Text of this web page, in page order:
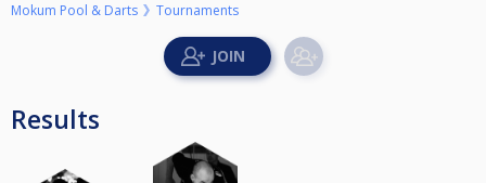
Mokum Pool & Darts Tournaments
Results